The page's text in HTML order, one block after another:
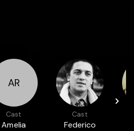
AR
Cast
Amelia
Cast
Federico